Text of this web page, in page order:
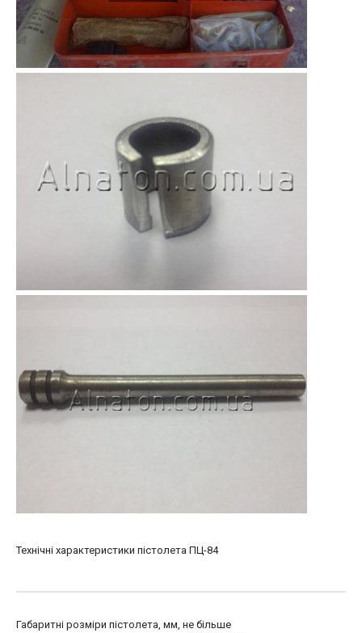
Технічні характеристики пістолета ПЦ-84
Габаритні розміри пістолета, мм, не більше